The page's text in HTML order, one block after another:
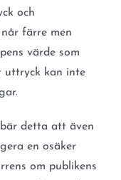
och
färre men
värde som
uttryck kan inte
detta att även
en osäker
om publikens